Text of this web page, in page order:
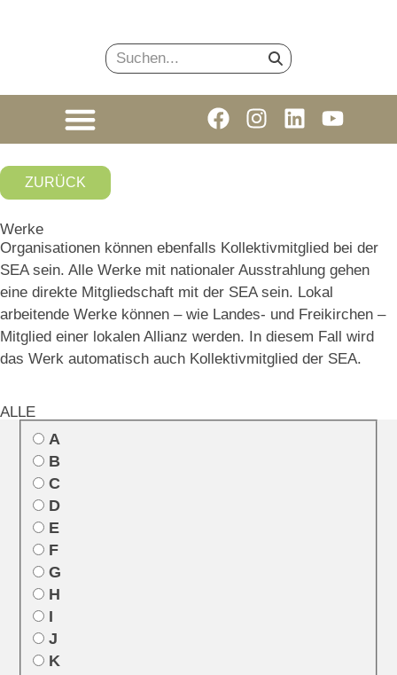
ZURÜCK
Werke
Organisationen können ebenfalls Kollektivmitglied bei der
SEA sein. Alle Werke mit nationaler Ausstrahlung gehen
eine direkte Mitgliedschaft mit der SEA sein. Lokal
arbeitende Werke können – wie Landes- und Freikirchen –
Mitglied einer lokalen Allianz werden. In diesem Fall wird
das Werk automatisch auch Kollektivmitglied der SEA.
ALLE
A
B
C
D
E
F
G
H
I
J
K